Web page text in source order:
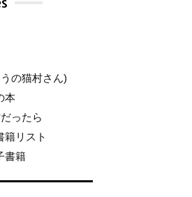
の猫村さん)
本
ったら
籍リスト
書籍